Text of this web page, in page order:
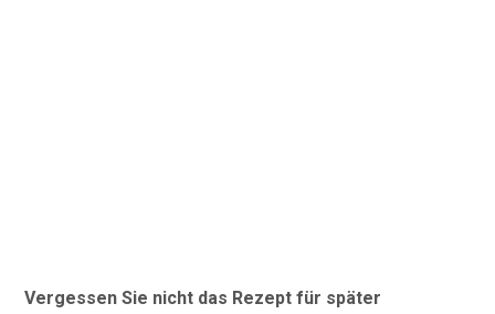
Vergessen Sie nicht das Rezept für später